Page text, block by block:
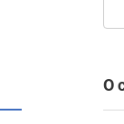
О